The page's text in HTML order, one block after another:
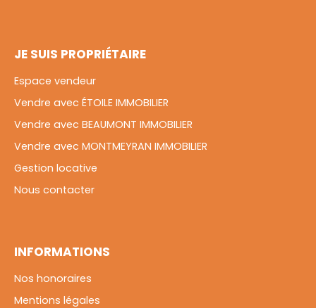
JE SUIS PROPRIÉTAIRE
Espace vendeur
Vendre avec ÉTOILE IMMOBILIER
Vendre avec BEAUMONT IMMOBILIER
Vendre avec MONTMEYRAN IMMOBILIER
Gestion locative
Nous contacter
INFORMATIONS
Nos honoraires
Mentions légales